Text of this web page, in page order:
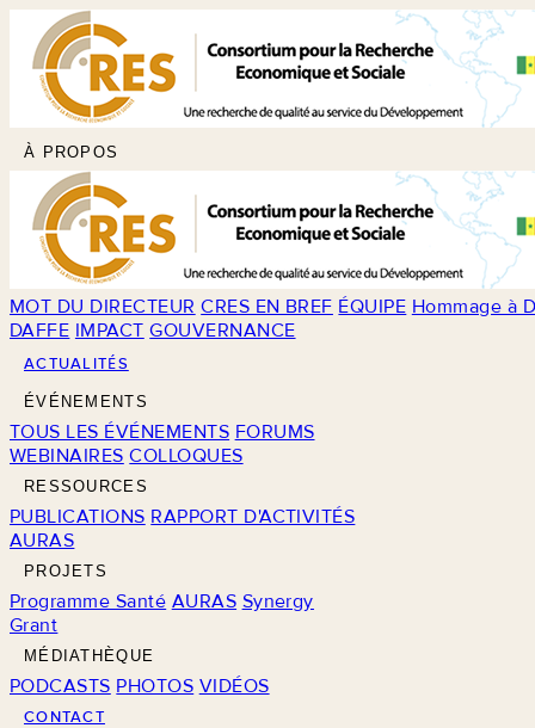
À PROPOS
MOT DU DIRECTEUR CRES EN BREF ÉQUIPE Hommage à
DAFFE IMPACT GOUVERNANCE
ACTUALITÉS
ÉVÉNEMENTS
TOUS LES ÉVÉNEMENTS FORUMS
WEBINAIRES COLLOQUES
RESSOURCES
PUBLICATIONS RAPPORT D'ACTIVITÉS
AURAS
PROJETS
Programme Santé AURAS Synergy
Grant
MÉDIATHÈQUE
PODCASTS PHOTOS VIDÉOS
CONTACT